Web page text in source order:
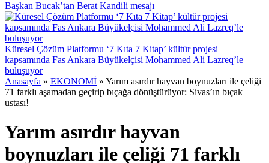
Başkan Bucak’tan Berat Kandili mesajı
Küresel Çözüm Platformu ‘7 Kıta 7 Kitap’ kültür projesi
kapsamında Fas Ankara Büyükelçisi Mohammed Ali Lazreq’le
buluşuyor
Anasayfa » EKONOMİ » Yarım asırdır hayvan boynuzları ile çeliği
71 farklı aşamadan geçirip bıçağa dönüştürüyor: Sivas’ın bıçak
ustası!
Yarım asırdır hayvan
boynuzları ile çeliği 71 farklı